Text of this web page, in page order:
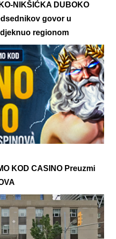
NIKŠIĆKA DUBOKO
govor u
regionom
KOD CASINO Preuzmi